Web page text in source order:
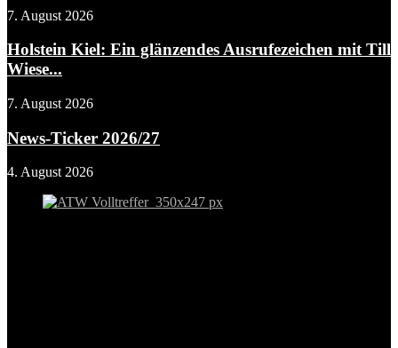
7. August 2026
Holstein Kiel: Ein glänzendes Ausrufezeichen mit Till
Wiese...
7. August 2026
News-Ticker 2026/27
4. August 2026